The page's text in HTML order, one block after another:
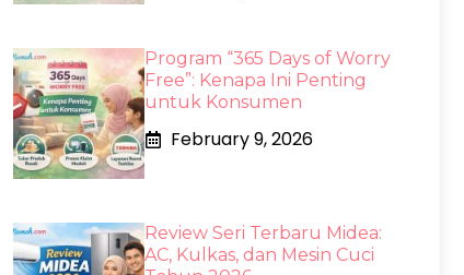
Program “365 Days of Worry
Free”: Kenapa Ini Penting
untuk Konsumen
February 9, 2026
Review Seri Terbaru Midea:
AC, Kulkas, dan Mesin Cuci